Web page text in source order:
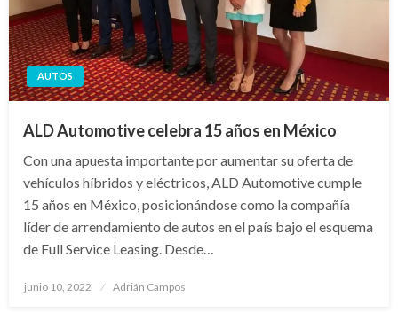
AUTOS
ALD Automotive celebra 15 años en México
Con una apuesta importante por aumentar su oferta de
vehículos híbridos y eléctricos, ALD Automotive cumple
15 años en México, posicionándose como la compañía
líder de arrendamiento de autos en el país bajo el esquema
de Full Service Leasing. Desde…
Publicado
junio 10, 2022 Adrián Campos